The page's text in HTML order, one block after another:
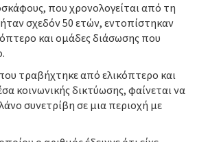
που χρονολογείται από τη
σχεδόν 50 ετών, εντοπίστηκαν
και ομάδες διάσωσης που
τραβήχτηκε από ελικόπτερο και
κοινωνικής δικτύωσης, φαίνεται να
συνετρίβη σε μια περιοχή με